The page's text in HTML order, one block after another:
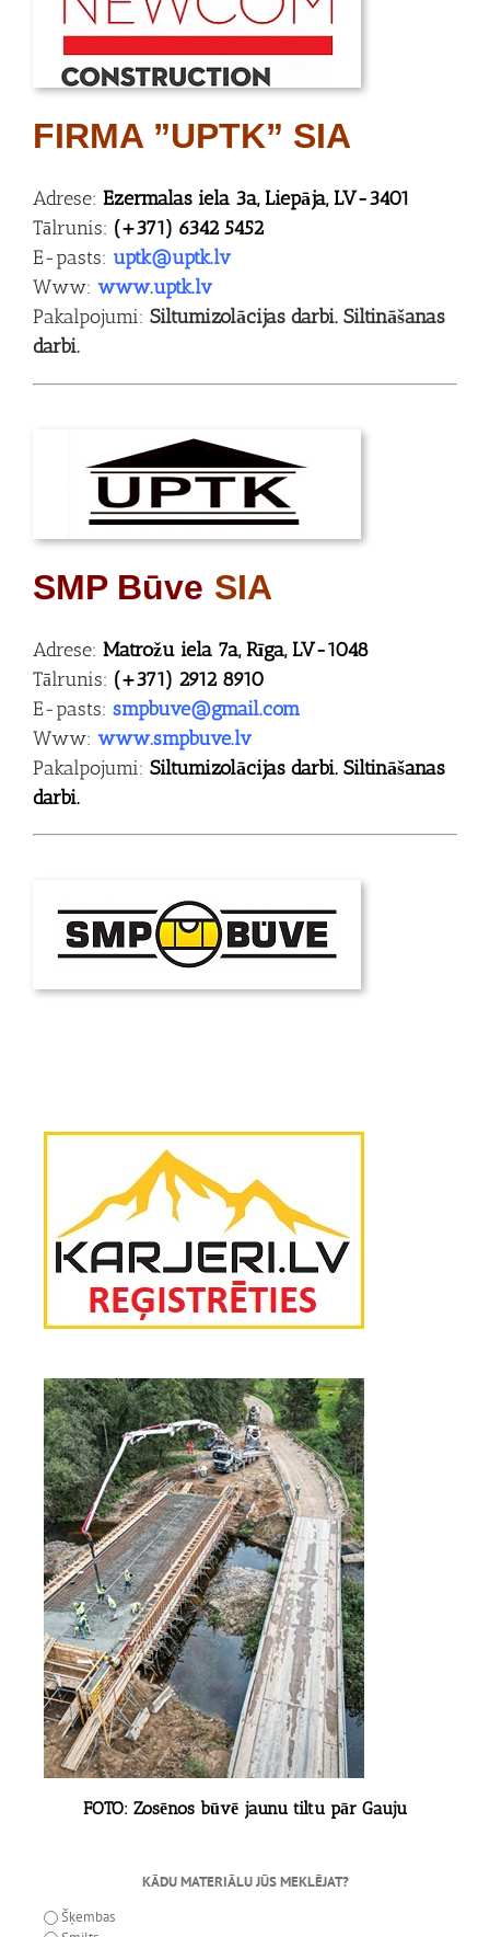
FIRMA ”UPTK” SIA
Adrese: Ezermalas iela 3a, Liepāja, LV-3401
Tālrunis: (+371) 6342 5452
E-pasts: uptk@uptk.lv
Www: www.uptk.lv
Pakalpojumi: Siltumizolācijas darbi. Siltināšanas
darbi.
SMP Būve SIA
Adrese: Matrožu iela 7a, Rīga, LV-1048
Tālrunis: (+371) 2912 8910
E-pasts: smpbuve@gmail.com
Www: www.smpbuve.lv
Pakalpojumi: Siltumizolācijas darbi. Siltināšanas
darbi.
FOTO: Zosēnos būvē jaunu tiltu pār Gauju
KĀDU MATERIĀLU JŪS MEKLĒJAT?
Šķembas